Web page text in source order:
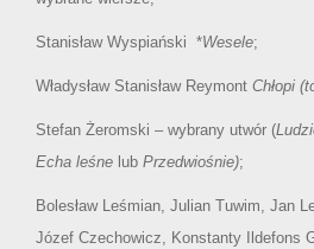
Stanisław Wyspiański *Wesele;
Władysław Stanisław Reymont Chłopi
Stefan Żeromski – wybrany utwór (
Echa leśne lub Przedwiośnie);
Bolesław Leśmian, Julian Tuwim, Jan
Józef Czechowicz, Konstanty Ildefons